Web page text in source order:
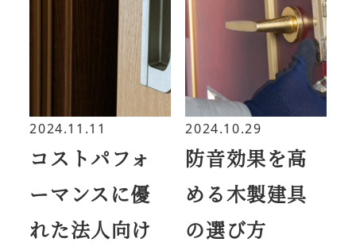
2024.11.11
コストパフォ
ーマンスに優
れた法人向け
2024.10.29
防音効果を高
める木製建具
の選び方